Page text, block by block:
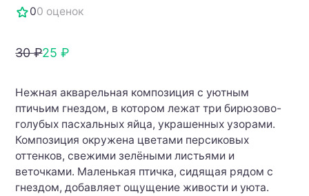
00 оценок
30 ₽25 ₽
Нежная акварельная композиция с уютным
птичьим гнездом, в котором лежат три бирюзово-
голубых пасхальных яйца, украшенных узорами.
Композиция окружена цветами персиковых
оттенков, свежими зелёными листьями и
веточками. Маленькая птичка, сидящая рядом с
гнездом, добавляет ощущение живости и уюта.